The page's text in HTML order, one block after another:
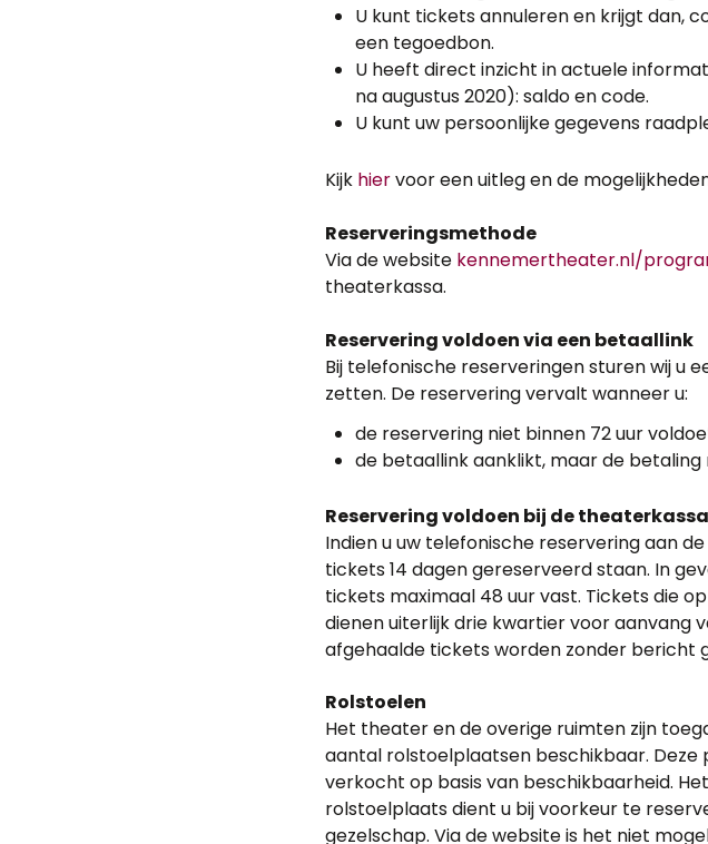
U kunt tickets annuleren en krijgt dan,
een tegoedbon.
U heeft direct inzicht in actuele
na augustus 2020): saldo en code.
U kunt uw persoonlijke gegevens
Kijk hiervoor een uitleg en de
Reserveringsmethode
Via de website kennemertheater.nl/
theaterkassa.
Reservering voldoen via een betaallink
Bij telefonische reserveringen sturen wij u
zetten. De reservering vervalt wanneer u:
de reservering niet binnen 72 uur
de betaallink aanklikt, maar de
Reservering voldoen bij de theaterkassa
Indien u uw telefonische reservering aan
tickets 14 dagen gereserveerd staan. In
tickets maximaal 48 uur vast. Tickets die
dienen uiterlijk drie kwartier voor aanvang
afgehaalde tickets worden zonder bericht
Rolstoelen
Het theater en de overige ruimten zijn
aantal rolstoelplaatsen beschikbaar.
verkocht op basis van beschikbaarheid.
rolstoelplaats dient u bij voorkeur te
gezelschap. Via de website is het niet